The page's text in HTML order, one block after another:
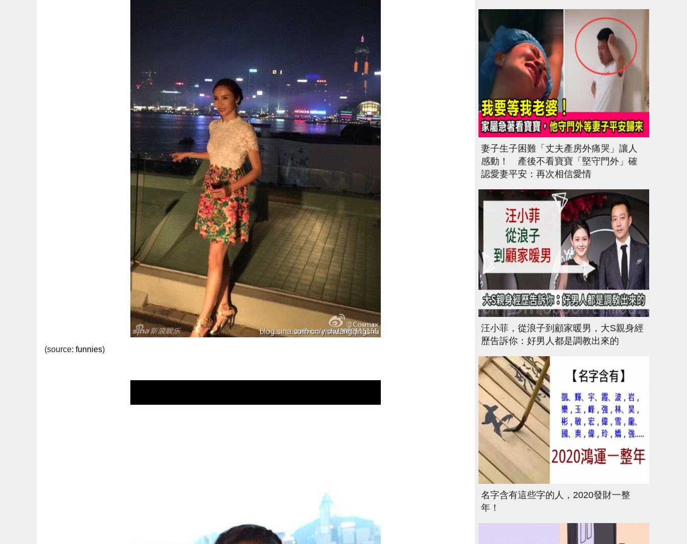
(source: funnies)
妻子生子困難「丈夫產房外痛哭」讓人
感動！ 產後不看寶寶「堅守門外」確
認愛妻平安：再次相信愛情
汪小菲，從浪子到顧家暖男，大S親身經
歷告訴你：好男人都是調教出來的
名字含有這些字的人，2020發財一整
年！